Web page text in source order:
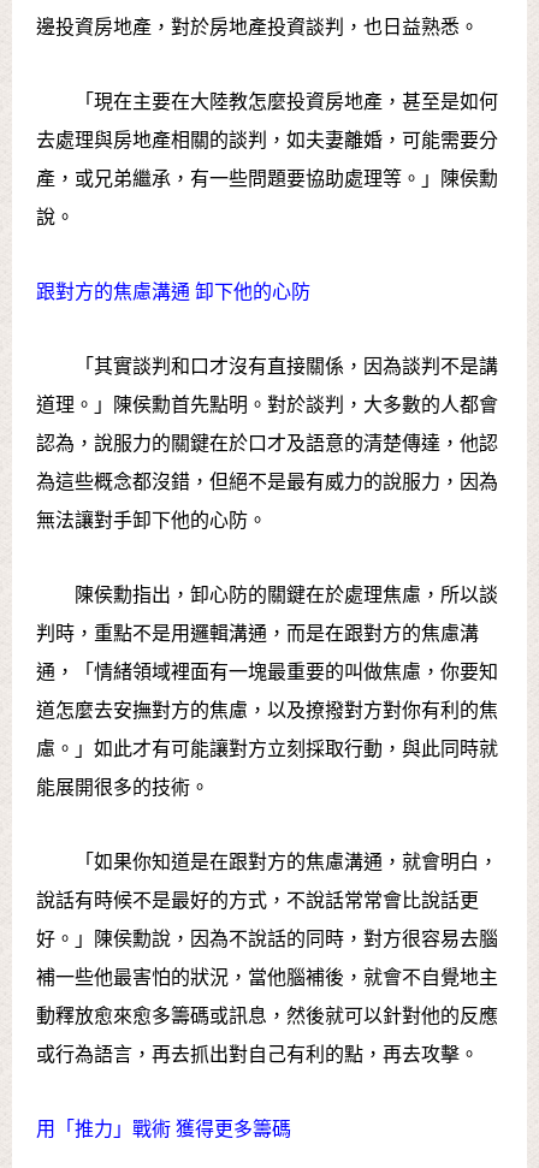
邊投資房地產，對於房地產投資談判，也日益熟悉。
「現在主要在大陸教怎麼投資房地產，甚至是如何
去處理與房地產相關的談判，如夫妻離婚，可能需要分
產，或兄弟繼承，有一些問題要協助處理等。」陳侯勳
說。
跟對方的焦慮溝通 卸下他的心防
「其實談判和口才沒有直接關係，因為談判不是講
道理。」陳侯勳首先點明。對於談判，大多數的人都會
認為，說服力的關鍵在於口才及語意的清楚傳達，他認
為這些概念都沒錯，但絕不是最有威力的說服力，因為
無法讓對手卸下他的心防。
陳侯勳指出，卸心防的關鍵在於處理焦慮，所以談
判時，重點不是用邏輯溝通，而是在跟對方的焦慮溝
通，「情緒領域裡面有一塊最重要的叫做焦慮，你要知
道怎麼去安撫對方的焦慮，以及撩撥對方對你有利的焦
慮。」如此才有可能讓對方立刻採取行動，與此同時就
能展開很多的技術。
「如果你知道是在跟對方的焦慮溝通，就會明白，
說話有時候不是最好的方式，不說話常常會比說話更
好。」陳侯勳說，因為不說話的同時，對方很容易去腦
補一些他最害怕的狀況，當他腦補後，就會不自覺地主
動釋放愈來愈多籌碼或訊息，然後就可以針對他的反應
或行為語言，再去抓出對自己有利的點，再去攻擊。
用「推力」戰術 獲得更多籌碼